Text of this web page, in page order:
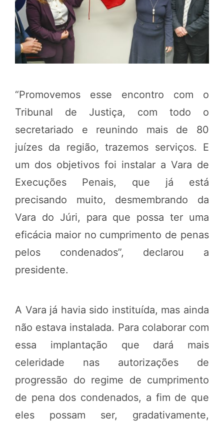
“Promovemos esse encontro com o
Tribunal de Justiça, com todo o
secretariado e reunindo mais de 80
juízes da região, trazemos serviços. E
um dos objetivos foi instalar a Vara de
Execuções Penais, que já está
precisando muito, desmembrando da
Vara do Júri, para que possa ter uma
eficácia maior no cumprimento de penas
pelos condenados”, declarou a
presidente.
A Vara já havia sido instituída, mas ainda
não estava instalada. Para colaborar com
essa implantação que dará mais
celeridade nas autorizações de
progressão do regime de cumprimento
de pena dos condenados, a fim de que
eles possam ser, gradativamente,